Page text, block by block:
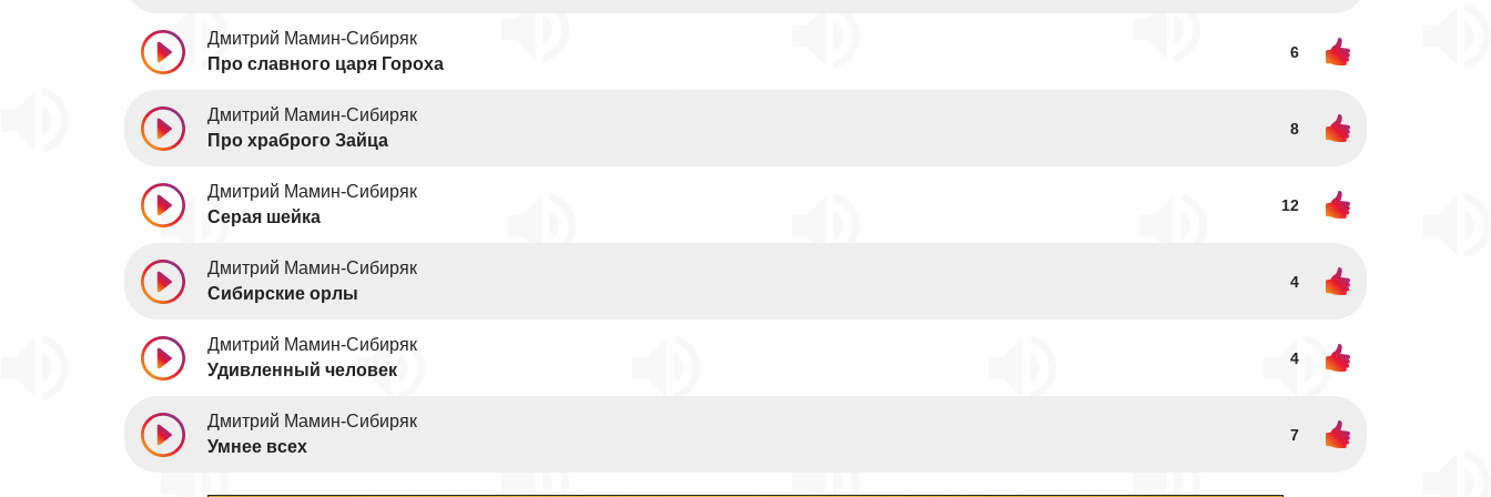
Дмитрий Мамин-Сибиряк
Про славного царя Гороха
6
Дмитрий Мамин-Сибиряк
Про храброго Зайца
8
Дмитрий Мамин-Сибиряк
Серая шейка
12
Дмитрий Мамин-Сибиряк
Сибирские орлы
4
Дмитрий Мамин-Сибиряк
Удивленный человек
4
Дмитрий Мамин-Сибиряк
Умнее всех
7